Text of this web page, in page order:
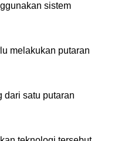
sistem
melakukan putaran
dari satu putaran